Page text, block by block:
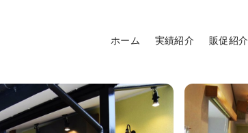
ホーム 実績紹介 販促紹介